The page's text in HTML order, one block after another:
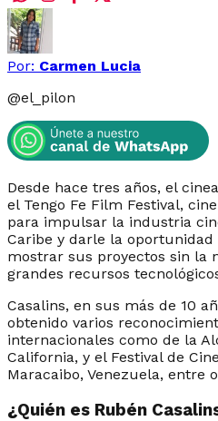
Por: Carmen Lucia
@el_pilon
Desde hace tres años, el
el Tengo Fe Film Festival,
para impulsar la industria
Caribe y darle la
mostrar sus proyectos sin la
grandes recursos
Casalins, en sus más de 10
obtenido varios
internacionales como de la
California, y el Festival de
Maracaibo, Venezuela, entre
¿Quién es Rubén